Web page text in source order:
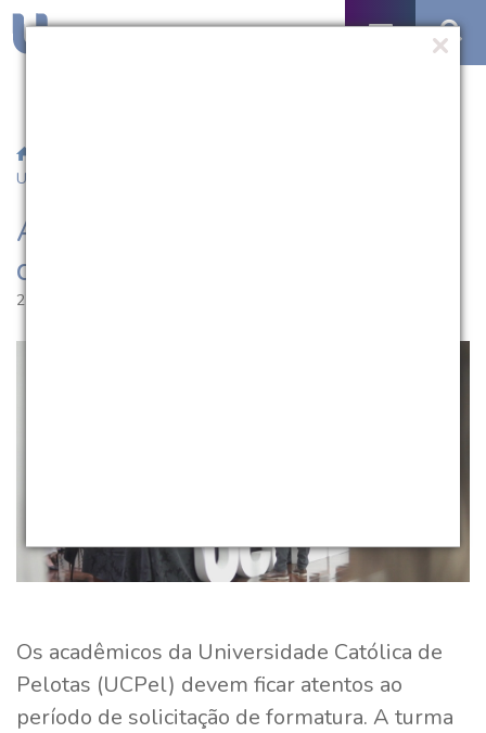
UCPel
Aberto período de solicitação
de formaturas na UCPel
27.05.2022 | 11:31
Os acadêmicos da Universidade Católica de
Pelotas (UCPel) devem ficar atentos ao
período de solicitação de formatura. A turma